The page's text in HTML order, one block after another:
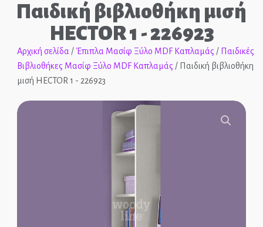
ECONOMY
Ολοκληρωμένα Δωμάτια
Παιδικές Κουκέτες
Παιδικές Ντουλάπες
Παιδική βιβλιοθήκη μισή
HECTOR 1 - 226923
Αρχική σελίδα /Έπιπλα Μασίφ Ξύλο MDF Καπλαμάς / Παιδικές
Βιβλιοθήκες Μασίφ Ξύλο MDF Καπλαμάς / Παιδική βιβλιοθήκη
μισή HECTOR 1 - 226923